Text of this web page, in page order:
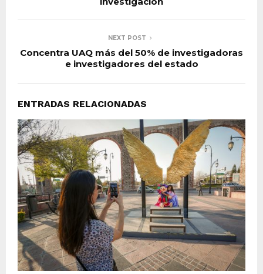
NEXT POST
Concentra UAQ más del 50% de investigadoras
e investigadores del estado
ENTRADAS RELACIONADAS